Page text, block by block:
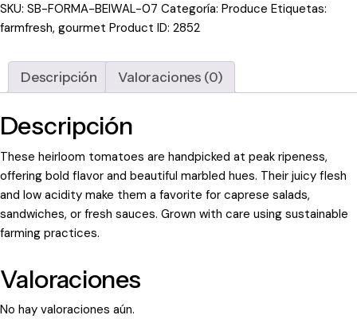
SKU: SB-FORMA-BEIWAL-07 Categoría: Produce Etiquetas:
farmfresh, gourmet Product ID: 2852
Descripción Valoraciones (0)
Descripción
These heirloom tomatoes are handpicked at peak ripeness,
offering bold flavor and beautiful marbled hues. Their juicy flesh
and low acidity make them a favorite for caprese salads,
sandwiches, or fresh sauces. Grown with care using sustainable
farming practices.
Valoraciones
No hay valoraciones aún.